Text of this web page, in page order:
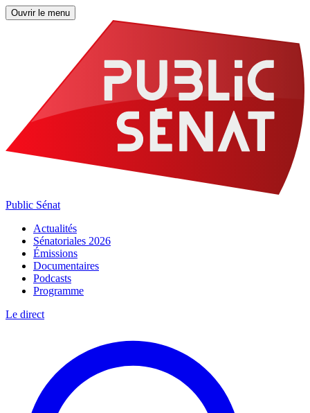
Ouvrir le menu
Public Sénat
Actualités
Sénatoriales 2026
Émissions
Documentaires
Podcasts
Programme
Le direct